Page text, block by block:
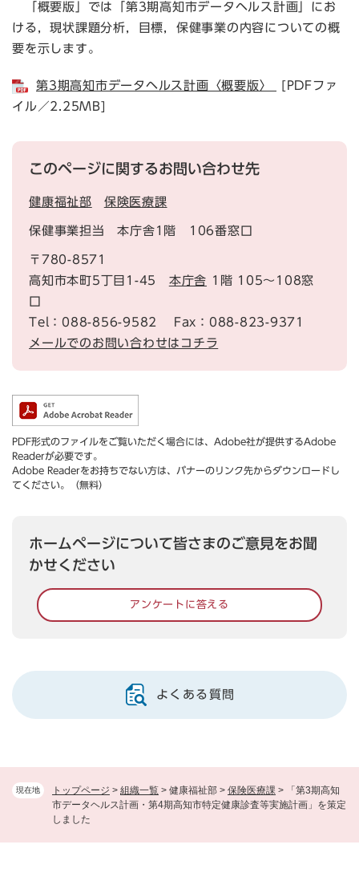
現在地 トップページ > 組織一覧 > 健康福祉部 > 保険医療課 >
「第3期高知
市データヘルス計画・第4期高知市特定健康診査等実施計画」を策定
しました
「概要版」では「第3期高知市データヘルス計画」にお
ける，現状課題分析，目標，保健事業の内容についての概
要を示します。
第3期高知市データヘルス計画〈概要版〉
[PDFファ
イル／2.25MB]
このページに関するお問い合わせ先
健康福祉部 保険医療課
保健事業担当 本庁舎1階 106番窓口
〒780-8571
高知市本町5丁目1-45 本庁舎 1階 105～108窓
口
Tel：088-856-9582
Fax：088-823-9371
メールでのお問い合わせはコチラ
PDF形式のファイルをご覧いただく場合には、Adobe社が提供するAdobe
Readerが必要です。
Adobe Readerをお持ちでない方は、バナーのリンク先からダウンロードし
てください。（無料）
ホームページについて皆さまのご意見をお聞
かせください
アンケートに答える
よくある質問